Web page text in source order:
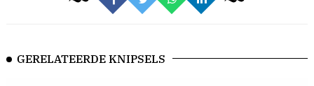
GERELATEERDE KNIPSELS